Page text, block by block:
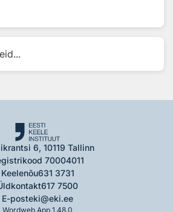
6, 10119 Tallinn
70004011
Keelenõu631 3731
617 7500
E-posteki@eki.ee
Wordweb App 1.48.0